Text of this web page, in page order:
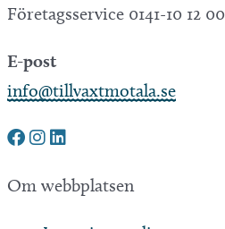
Företagsservice 0141-10 12 00
E-post
info@tillvaxtmotala.se
Om webbplatsen